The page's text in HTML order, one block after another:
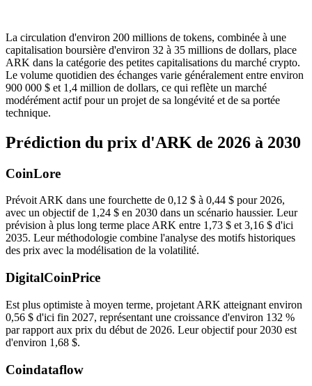
La circulation d'environ 200 millions de tokens, combinée à une
capitalisation boursière d'environ 32 à 35 millions de dollars, place
ARK dans la catégorie des petites capitalisations du marché crypto.
Le volume quotidien des échanges varie généralement entre environ
900 000 $ et 1,4 million de dollars, ce qui reflète un marché
modérément actif pour un projet de sa longévité et de sa portée
technique.
Prédiction du prix d'ARK de 2026 à 2030
CoinLore
Prévoit ARK dans une fourchette de 0,12 $ à 0,44 $ pour 2026,
avec un objectif de 1,24 $ en 2030 dans un scénario haussier. Leur
prévision à plus long terme place ARK entre 1,73 $ et 3,16 $ d'ici
2035. Leur méthodologie combine l'analyse des motifs historiques
des prix avec la modélisation de la volatilité.
DigitalCoinPrice
Est plus optimiste à moyen terme, projetant ARK atteignant environ
0,56 $ d'ici fin 2027, représentant une croissance d'environ 132 %
par rapport aux prix du début de 2026. Leur objectif pour 2030 est
d'environ 1,68 $.
Coindataflow